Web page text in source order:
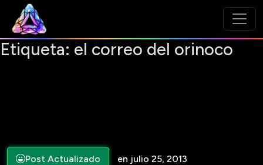
Etiqueta: el correo del orinoco
Post Actualizado en julio 25, 2013